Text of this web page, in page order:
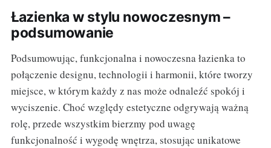
Łazienka w stylu nowoczesnym –
podsumowanie
Podsumowując, funkcjonalna i nowoczesna łazienka to
połączenie designu, technologii i harmonii, które tworzy
miejsce, w którym każdy z nas może odnaleźć spokój i
wyciszenie. Choć względy estetyczne odgrywają ważną
rolę, przede wszystkim bierzmy pod uwagę
funkcjonalność i wygodę wnętrza, stosując unikatowe